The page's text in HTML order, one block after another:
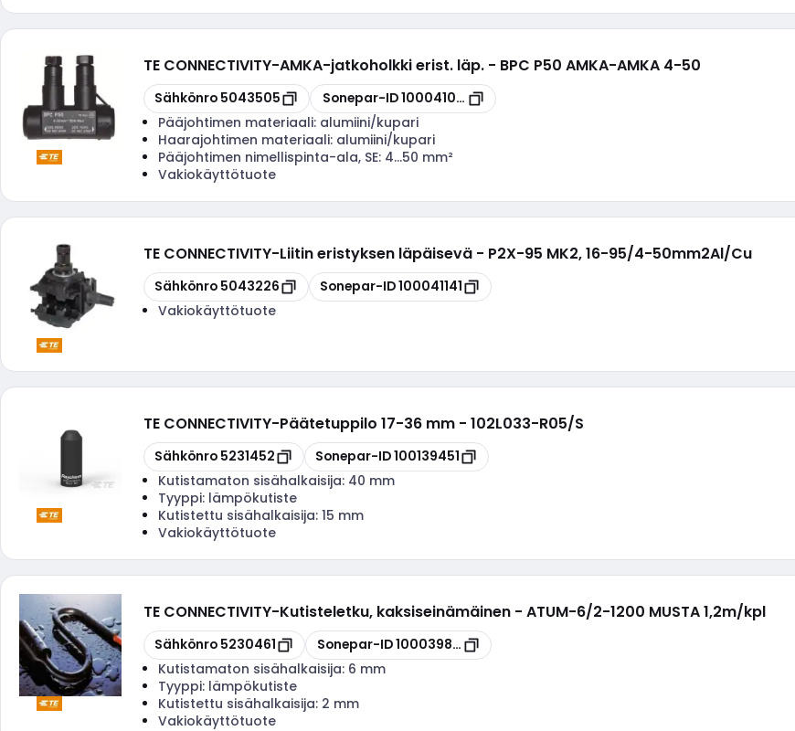
TE CONNECTIVITY-AMKA-jatkoholkki erist. läp. - BPC P50 AMKA-AMKA 4-50
Kopioi
Sähkönro 5043505 Kopioi
Sonepar-ID100041078
Pääjohtimen materiaali: alumiini/kupari
Haarajohtimen materiaali: alumiini/kupari
Pääjohtimen nimellispinta-ala, SE: 4...50 mm²
Vakiokäyttötuote
TE CONNECTIVITY-Liitin eristyksen läpäisevä - P2X-95 MK2, 16-95/4-50mm2Al/Cu
Kopioi
Sähkönro 5043226 Kopioi
Sonepar-ID100041141
Vakiokäyttötuote
TE CONNECTIVITY-Päätetuppilo 17-36 mm - 102L033-R05/S
Kopioi
Sähkönro 5231452 Kopioi
Sonepar-ID100139451
Kutistamaton sisähalkaisija: 40 mm
Tyyppi: lämpökutiste
Kutistettu sisähalkaisija: 15 mm
Vakiokäyttötuote
TE CONNECTIVITY-Kutisteletku, kaksiseinämäinen - ATUM-6/2-1200 MUSTA 1,2m/kpl
Kopioi
Sähkönro 5230461 Kopioi
Sonepar-ID100039887
Kutistamaton sisähalkaisija: 6 mm
Tyyppi: lämpökutiste
Kutistettu sisähalkaisija: 2 mm
Vakiokäyttötuote